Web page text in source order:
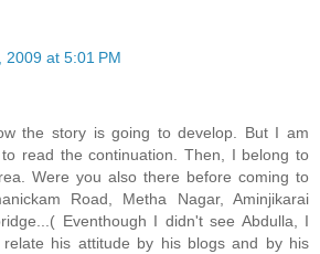
2009 at 5:01 PM
the story is going to develop. But I am
read the continuation. Then, I belong to
Were you also there before coming to
Road, Metha Nagar, Aminjikarai
Eventhough I didn't see Abdulla, I
his attitude by his blogs and by his